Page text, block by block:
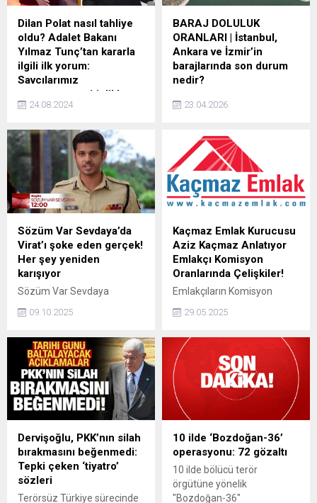
Dilan Polat nasıl tahliye
oldu? Adalet Bakanı
Yılmaz Tunç’tan kararla
ilgili ilk yorum:
Savcılarımız
soruşturmayı titizlikle
yürüttü
kara para aklama ve vergi
kaçakçılığı suçlamasıyla
tutuklanan Dilan Polat'ın
tahliye edilmesiyle ilgili ilk
kez konuşarak "Savcılarımız
bu soruşturmayı titizlikle
yürüttüler. MASAK detaylı
inceleme yaptı ve orada
belirtilen hususlar
çerçevesinde mahkemenin
vermiş olduğu bir karar söz
konusu" dedi.
24.08.2024
BARAJ DOLULUK
ORANLARI | İstanbul,
Ankara ve İzmir’in
barajlarında son durum
nedir?
Bursa başta olmak üzere
barajlardaki su seviyeleri
güncellendi. Yaz mevsimine
sayılı günler kala,
barajlardaki doluluk
oranlarında bir artış olup
oldu. Peki, İstanbul, Ankara
ve İzmir'in barajlarında son
durum nedir?
23.04.2026
Sözüm Var Sevdaya’da
Virat’ı şoke eden gerçek!
Her şey yeniden
karışıyor
Sözüm Var Sevdaya
gizemli bir belge her şeyi
sahte çıktığını öğrenen
Virat’ın bu itirafı, tüm ailede
büyük bir sarsıntı yaşatır.
Peki bu oyunun ardında kim
vardır?
09.10.2025
Kaçmaz Emlak Kurucusu
Aziz Kaçmaz Anlatıyor
Emlakçı Komisyon
Oranlarında Çelişkiler!
Emlakçıların Komisyon
Uygulamadaki Çelişkiler
emlakçılar, alıcıdan %2+KDV,
satıcıdan ise yine %2+KDV
oranında hizmet bedeli
talep etmektedir. Komisyon
oranları taraflar arasında
yazılı bir sözleşmeyle
belirlenebilir; ancak yasal üst
sınır olarak belirlenen %2
oranının üzerine çıkılamaz.
29.05.2025
Dervişoğlu, PKK’nın silah
bırakmasını beğenmedi:
Tepki çeken ‘tiyatro’
sözleri
Terörsüz Türkiye sürecinde
10 ilde ‘Bozdoğan-36’
operasyonu: 72 gözaltı
10 ilde bölücü terör
örgütüne yönelik
"Bozdoğan-36"